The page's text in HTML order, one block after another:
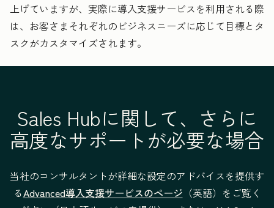
標準的なアプリと
の連携の設定（ア
既存のCRMから
のデータの移行や
るコンサルティン
グ
—
上げていますが、実際に導入支援サービスを利用される際
は、お客さまそれぞれのビジネスニーズに応じて目標とタ
スクがカスタマイズされます。
Sales Hubに関して、さらに
高度なサポートが必要な場合
当社のコンサルタントが詳細な設定のアドバイスを提供す
るAdvanced導入支援サービスのページ （英語）をご覧く